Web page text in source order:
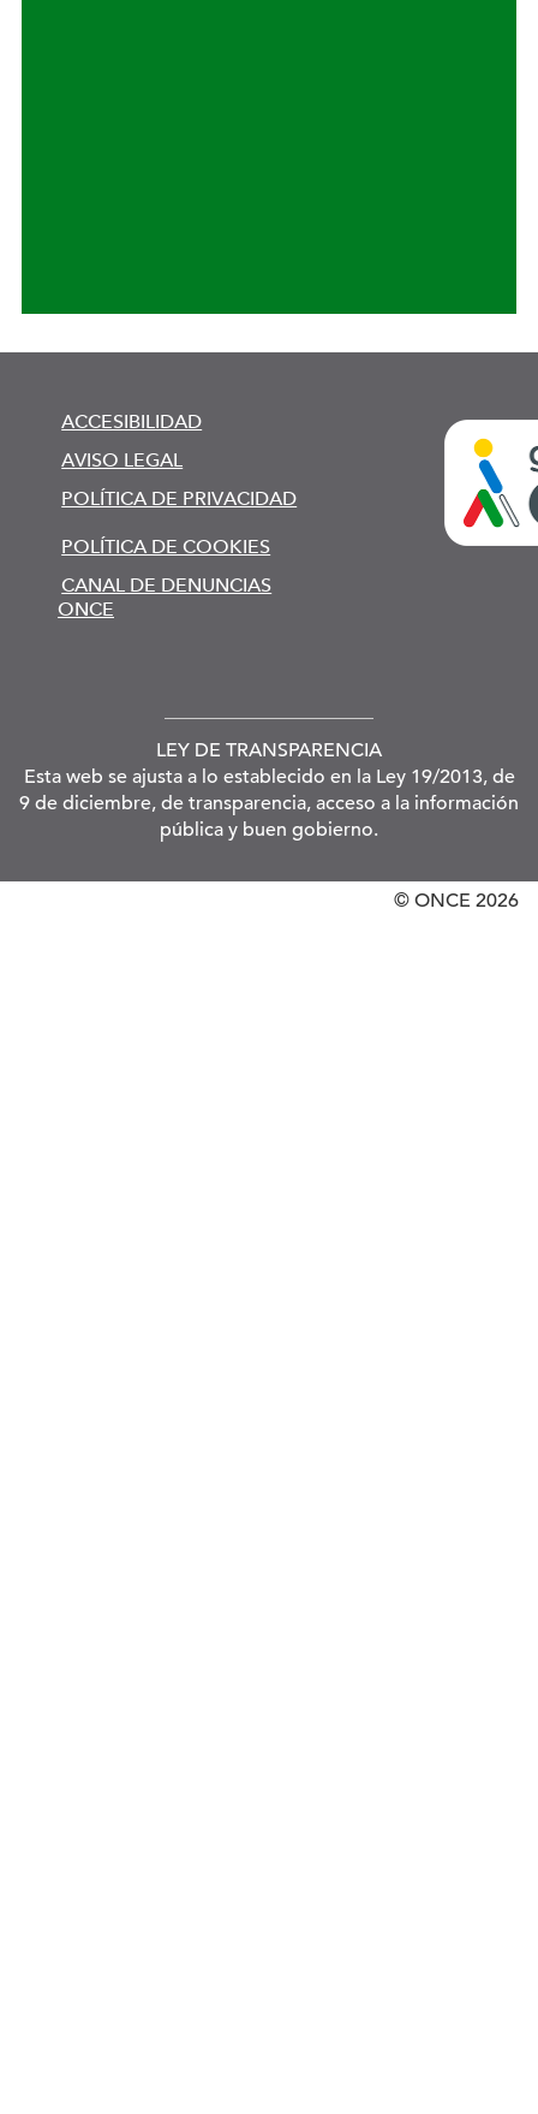
ACCESIBILIDAD
AVISO LEGAL
POLÍTICA DE PRIVACIDAD
POLÍTICA DE COOKIES
CANAL DE DENUNCIAS
ONCE
LEY DE TRANSPARENCIA
Esta web se ajusta a lo establecido en la Ley 19/2013, de
9 de diciembre, de transparencia, acceso a la información
pública y buen gobierno.
© ONCE 2026